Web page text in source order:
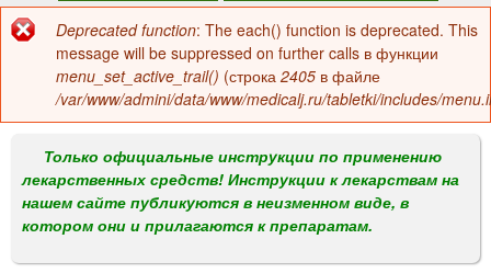
а
в
о
м
е
н
Сообщение
об
ошибке
Deprecated function: The each() function is deprecated. This
message will be suppressed on further calls в функции
menu_set_active_trail() (строка 2405 в файле
/var/www/admini/data/www/medicalj.ru/tabletki/includes/
Только официальные инструкции по применению
лекарственных средств! Инструкции к лекарствам на
нашем сайте публикуются в неизменном виде, в
котором они и прилагаются к препаратам.